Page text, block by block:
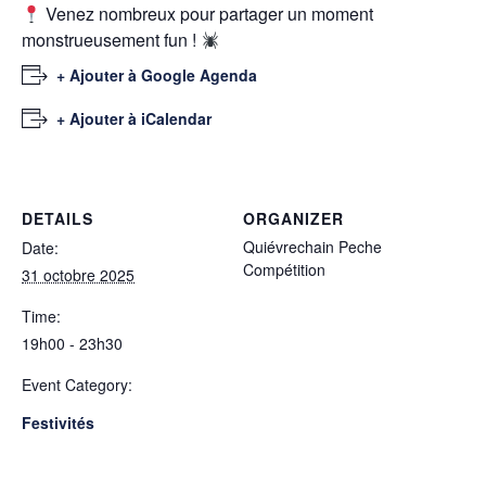
Venez nombreux pour partager un moment
monstrueusement fun !
+ Ajouter à Google Agenda
+ Ajouter à iCalendar
DETAILS
Date:
31 octobre 2025
Time:
19h00 - 23h30
Event Category:
Festivités
ORGANIZER
Quiévrechain Peche
Compétition